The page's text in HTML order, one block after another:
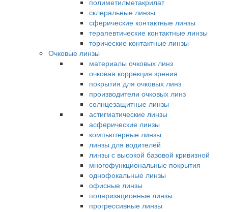
полиметилметакрилат
склеральные линзы
сферические контактные линзы
терапевтические контактные линзы
торические контактные линзы
Очковые линзы
материалы очковых линз
очковая коррекция зрения
покрытия для очковых линз
производители очковых линз
солнцезащитные линзы
астигматические линзы
асферические линзы
компьютерные линзы
линзы для водителей
линзы с высокой базовой кривизной
многофункциональные покрытия
однофокальные линзы
офисные линзы
поляризационные линзы
прогрессивные линзы